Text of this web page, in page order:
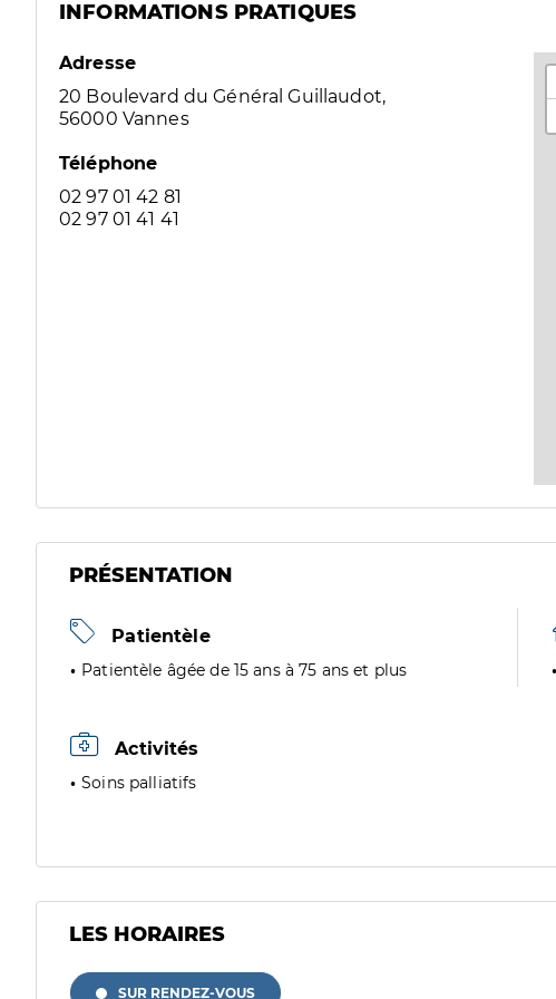
INFORMATIONS PRATIQUES
Adresse
20 Boulevard du Général Guillaudot,
56000 Vannes
Téléphone
02 97 01 42 81
02 97 01 41 41
PRÉSENTATION
Patientèle
Patientèle âgée de 15 ans à 75 ans et plus
Activités
Soins palliatifs
LES HORAIRES
SUR RENDEZ-VOUS